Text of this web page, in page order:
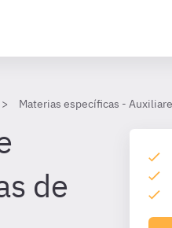
Materias específicas -
de